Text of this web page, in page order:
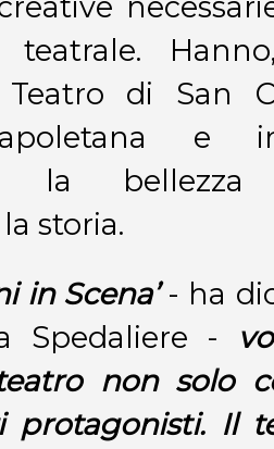
teatrale.
Teatro di San
e
la bellezza
storia.
in Scena’- ha
Spedaliere -
non solo
protagonisti. Il